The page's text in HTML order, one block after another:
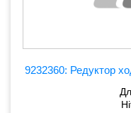
9232360: Редуктор